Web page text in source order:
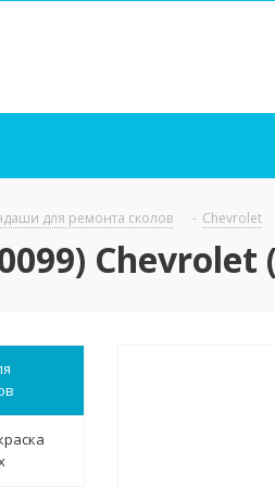
для ремонта сколов - Chevrolet